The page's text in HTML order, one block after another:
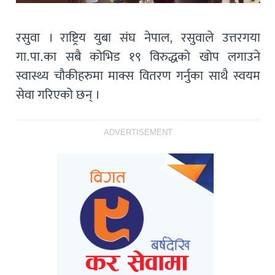
रसुवा । राष्ट्रिय युबा संघ नेपाल, रसुवाले उत्तरगया
गा.पा.का सबै कोभिड १९ विरुद्धको खोप लगाउने
स्वास्थ्य चौकीहरुमा माक्स वितरण गर्नुका साथै स्वयम
सेवा गरिएको छन् ।
ADVERTISEMENT